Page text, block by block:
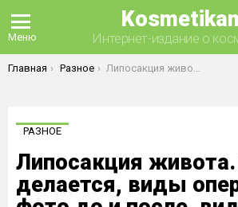
Меню Интернет-издание о
Вы здесь:
Главная Разное Липосакция живота. Как делается, виды операции, фото до и после, видео, отзывы
РАЗНОЕ
Липосакция
делается, виды